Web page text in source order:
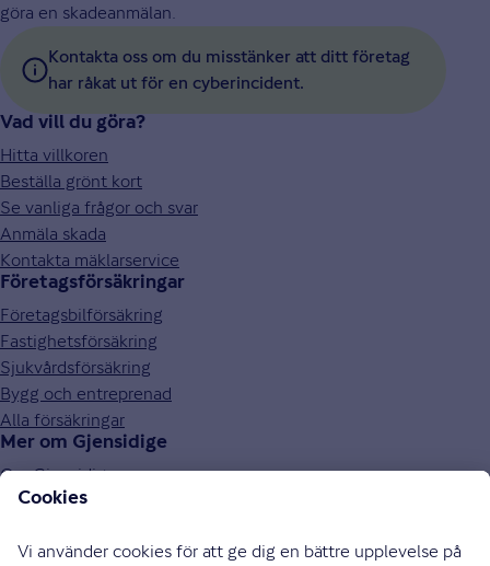
göra en skadeanmälan.
Kontakta oss om du misstänker att ditt företag
har råkat ut för en cyberincident.
Vad vill du göra?
Hitta villkoren
Beställa grönt kort
Se vanliga frågor och svar
Anmäla skada
Kontakta mäklarservice
Företagsförsäkringar
Företagsbilförsäkring
Fastighetsförsäkring
Sjukvårdsförsäkring
Bygg och entreprenad
Alla försäkringar
Mer om Gjensidige
Om Gjensidige
Jobba hos oss
Press och media